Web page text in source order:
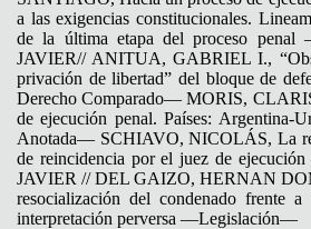
a las exigencias constitucionales.
de la última etapa del proceso penal
JAVIER// ANITUA, GABRIEL I.,
privación de libertad” del bloque de
Derecho Comparado— MORIS,
de ejecución penal. Países: Argentina-
Anotada— SCHIAVO, NICOLÁS, La
de reincidencia por el juez de
JAVIER // DEL GAIZO, HERNAN
resocialización del condenado frente
interpretación perversa —Legislación—